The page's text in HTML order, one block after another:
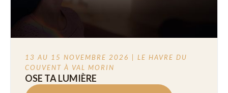
13 AU 15 NOVEMBRE 2026 | LE HAVRE DU
COUVENT À VAL MORIN
OSE TA LUMIÈRE